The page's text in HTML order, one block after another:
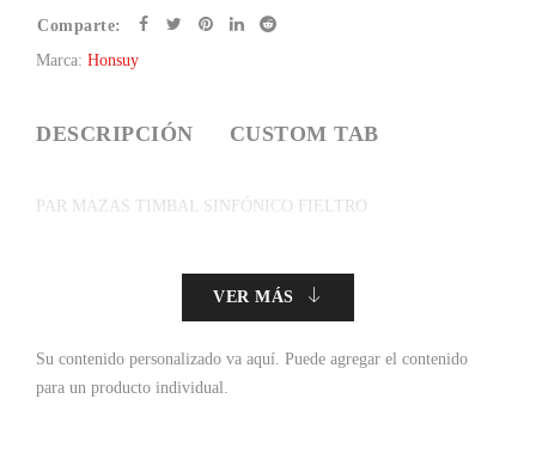
Comparte:
Marca: Honsuy
DESCRIPCIÓN CUSTOM TAB
PAR MAZAS TIMBAL SINFÓNICO FIELTRO
VER MÁS
Su contenido personalizado va aquí. Puede agregar el contenido
para un producto individual.